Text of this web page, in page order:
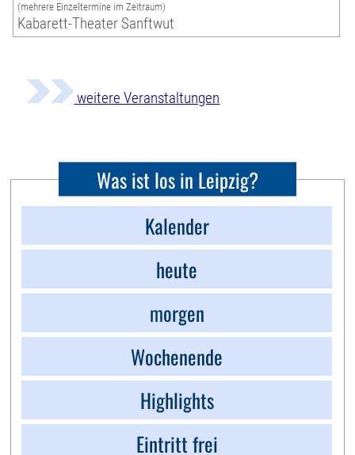
(mehrere Einzeltermine im Zeitraum)
Kabarett-Theater Sanftwut
weitere Veranstaltungen
Was ist los in Leipzig?
Kalender
heute
morgen
Wochenende
Highlights
Eintritt frei